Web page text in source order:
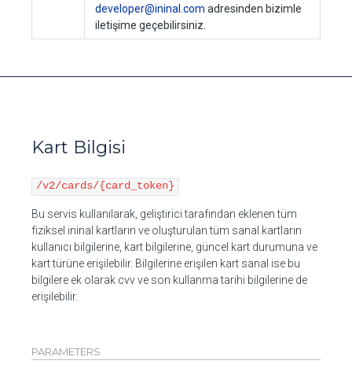
developer@ininal.com adresinden bizimle
iletişime geçebilirsiniz.
Kart Bilgisi
/v2/cards/{card_token}
Bu servis kullanılarak, geliştirici tarafından eklenen tüm
fiziksel ininal kartların ve oluşturulan tüm sanal kartların
kullanıcı bilgilerine, kart bilgilerine, güncel kart durumuna ve
kart türüne erişilebilir. Bilgilerine erişilen kart sanal ise bu
bilgilere ek olarak cvv ve son kullanma tarihi bilgilerine de
erişilebilir.
PARAMETERS